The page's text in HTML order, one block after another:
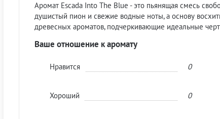
Аромат Escada Into The Blue - это пьянящая смесь
душистый пион и свежие водные ноты, а основу
древесных ароматов, подчеркивающие идеальные
Ваше отношение к аромату
Нравится 0
Хороший 0